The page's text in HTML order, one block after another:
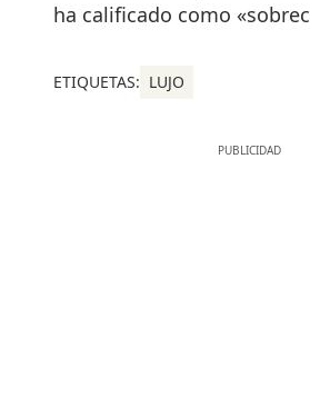
ha calificado como
ETIQUETAS: LUJO